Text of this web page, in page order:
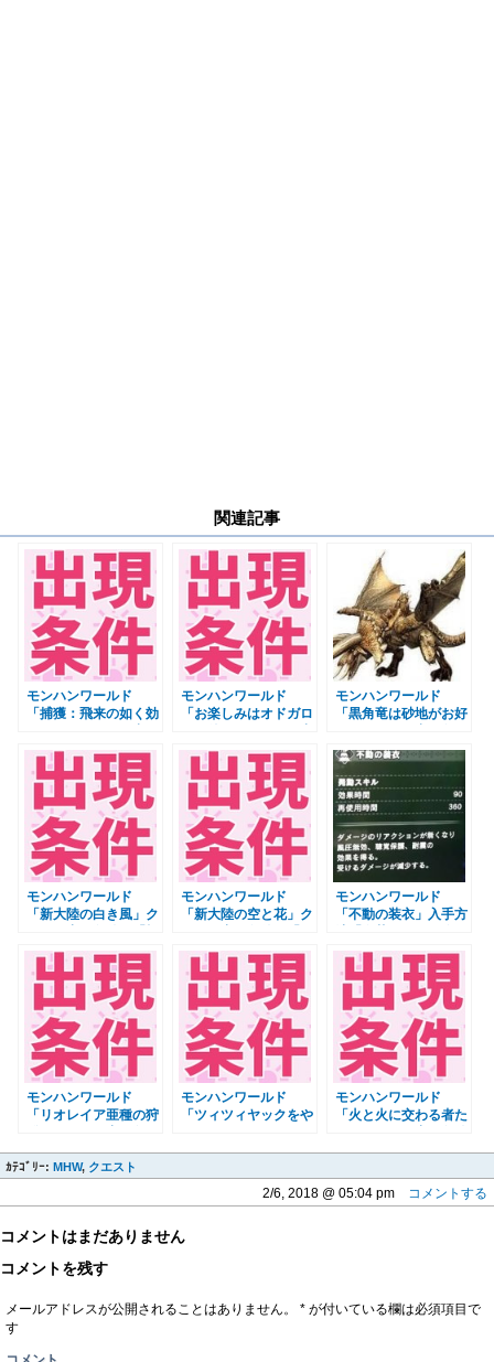
関連記事
モンハンワールド
「捕獲：飛来の如く効
条件 MHW
モンハンワールド
「お楽しみはオドガロ
現条件「耐熱の装衣」
入手 MHW
モンハンワールド
「黒角竜は砂地がお好
件 MHW
モンハンワールド
「新大陸の白き風」ク
色着彩設定」「調査団
チケット」MHW
モンハンワールド
「新大陸の空と花」ク
避の装衣」入手方法
MHW
モンハンワールド
「不動の装衣」入手方
ぶ」クエスト出現条
件 MHW
モンハンワールド
「リオレイア亜種の狩
件 MHW
モンハンワールド
「ツィツィヤックをや
出現条件 MHW
モンハンワールド
「火と火に交わる者た
「耐熱の装衣」入手
ｶﾃｺﾞﾘｰ: MHW, クエスト
2/6, 2018 @ 05:04 pm コメントする
コメントはまだありません
コメントを残す
メールアドレスが公開されることはありません。 * が付いている欄は必須項目で
す